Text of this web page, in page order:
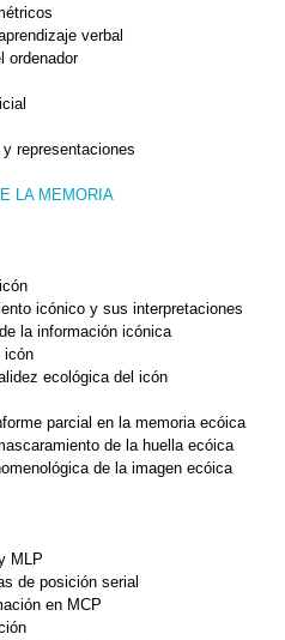
verbal
ordenador
representaciones
LA MEMORIA
icónico y sus interpretaciones
la información icónica
icón
ecológica del icón
parcial en la memoria ecóica
de la huella ecóica
de la imagen ecóica
MLP
de posición serial
en MCP